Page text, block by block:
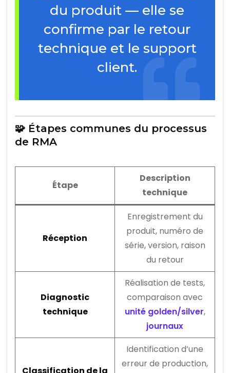
du produit — elle se
confirme par le retour
technique et le support
client.
🧩 Étapes communes du processus
de RMA
Étape
Description
technique
Réception
Enregistrement du
produit, numéro de
série, version, raison
du retour
Diagnostic
technique
Réalisation de tests,
comparaison avec
unité golden/silver,
journaux
Classification de la
Identification d’une
erreur de production,